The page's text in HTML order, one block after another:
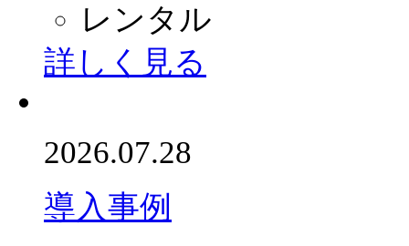
レンタル
詳しく見る
2026.07.28
導入事例